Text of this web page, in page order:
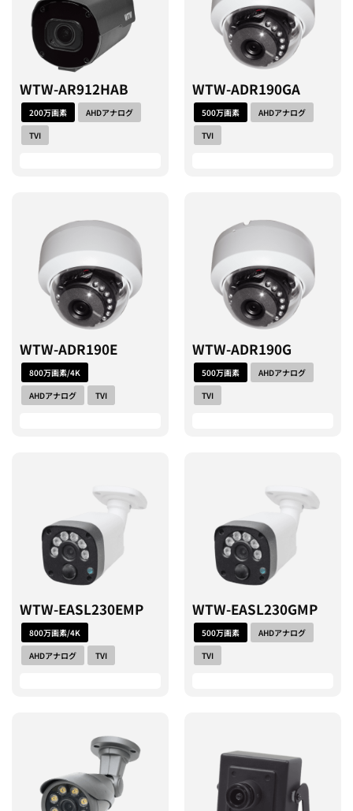
WTW-AR912HAB
200万画素
AHDアナログ
TVI
WTW-ADR190GA
500万画素
AHDアナログ
TVI
WTW-ADR190E
800万画素/4K
AHDアナログ
TVI
WTW-ADR190G
500万画素
AHDアナログ
TVI
WTW-EASL230EMP
800万画素/4K
AHDアナログ
TVI
WTW-EASL230GMP
500万画素
AHDアナログ
TVI